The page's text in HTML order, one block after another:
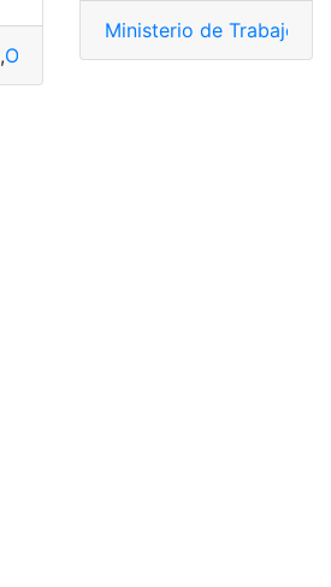
,Oferta de empleo,Oferta de
Ministerio de Trabajo